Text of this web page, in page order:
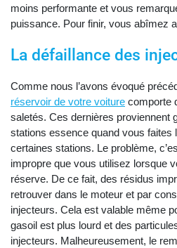
moins performante et vous
puissance. Pour finir, vous abîmez
La défaillance des
Comme nous l’avons évoqué
réservoir de votre voiture comporte
saletés. Ces dernières proviennent
stations essence quand vous faites
certaines stations. Le problème,
impropre que vous utilisez lorsque
réserve. De ce fait, des résidus
retrouver dans le moteur et par
injecteurs. Cela est valable même
gasoil est plus lourd et des
injecteurs. Malheureusement, le